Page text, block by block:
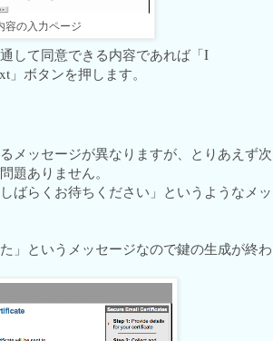
容の入力ページ
して同意できる内容であれば「I
」ボタンを押します。
メッセージが異なりますが、とりあえず次
題ありません。
ばらくお待ちください」というようなメッ
」というメッセージなので鍵の生成が終わ